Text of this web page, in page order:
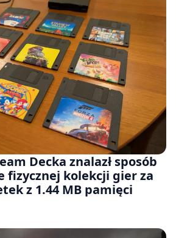
Decka znalazł sposób
fizycznej kolekcji gier za
z 1.44 MB pamięci